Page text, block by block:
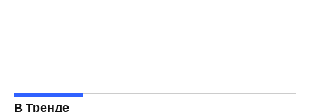
В Тренде